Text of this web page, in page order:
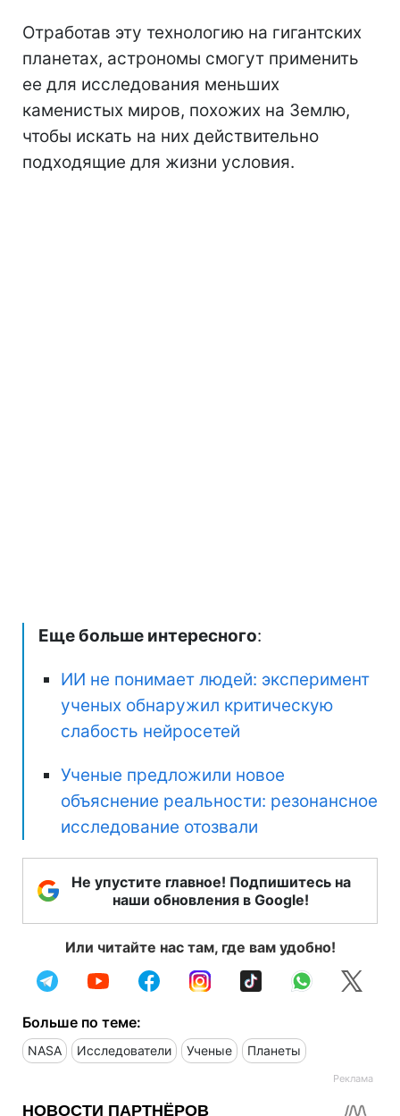
Отработав эту технологию на гигантских
планетах, астрономы смогут применить
ее для исследования меньших
каменистых миров, похожих на Землю,
чтобы искать на них действительно
подходящие для жизни условия.
Еще больше интересного:
ИИ не понимает людей: эксперимент
ученых обнаружил критическую
слабость нейросетей
Ученые предложили новое
объяснение реальности: резонансное
исследование отозвали
Не упустите главное! Подпишитесь на
наши обновления в Google!
Или читайте нас там, где вам удобно!
Больше по теме:
NASA Исследователи Ученые Планеты